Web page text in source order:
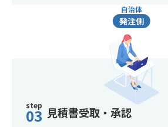
自治体
発注側
step
03 見積書受取・承認